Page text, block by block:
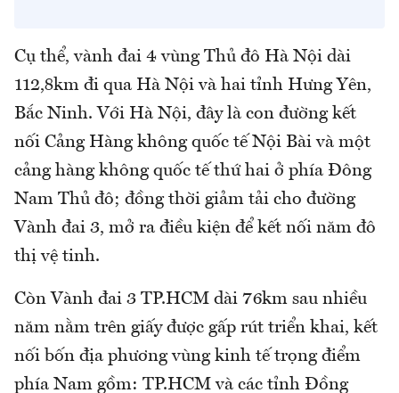
Cụ thể, vành đai 4 vùng Thủ đô Hà Nội dài
112,8km đi qua Hà Nội và hai tỉnh Hưng Yên,
Bắc Ninh. Với Hà Nội, đây là con đường kết
nối Cảng Hàng không quốc tế Nội Bài và một
cảng hàng không quốc tế thứ hai ở phía Đông
Nam Thủ đô; đồng thời giảm tải cho đường
Vành đai 3, mở ra điều kiện để kết nối năm đô
thị vệ tinh.
Còn Vành đai 3 TP.HCM dài 76km sau nhiều
năm nằm trên giấy được gấp rút triển khai, kết
nối bốn địa phương vùng kinh tế trọng điểm
phía Nam gồm: TP.HCM và các tỉnh Đồng